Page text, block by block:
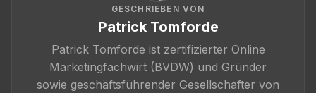
GESCHRIEBEN VON
Patrick Tomforde
Patrick Tomforde ist zertifizierter Online
Marketingfachwirt (BVDW) und Gründer
sowie geschäftsführender Gesellschafter von